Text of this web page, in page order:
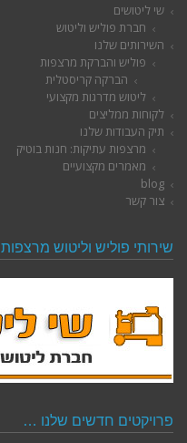
שי ליטושים
חברת פוליש וליטוש
השירותים שלנו
פוליש והברקת מרצפות
הברקה קריסטלית
ליטוש מדרגות מקצועי
לקוחות ממליצים
תיק העבודות שלנו
מרצפות עתיקות: חנות בוטיק
מאמרים מקצועיים
blog
צור קשר
שירותי פוליש וליטוש מרצפות
פרויקטים חדשים שלנו …